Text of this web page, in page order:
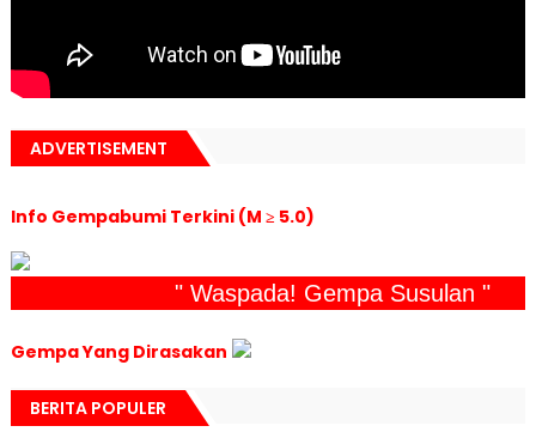
ADVERTISEMENT
Info Gempabumi Terkini (M ≥ 5.0)
" Waspada! Gempa Susulan "
Gempa Yang Dirasakan
BERITA POPULER